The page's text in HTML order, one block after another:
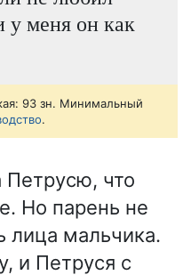
у меня он как
93 зн. Минимальный
.
Петрусю, что
Но парень не
лица мальчика.
и Петруся с